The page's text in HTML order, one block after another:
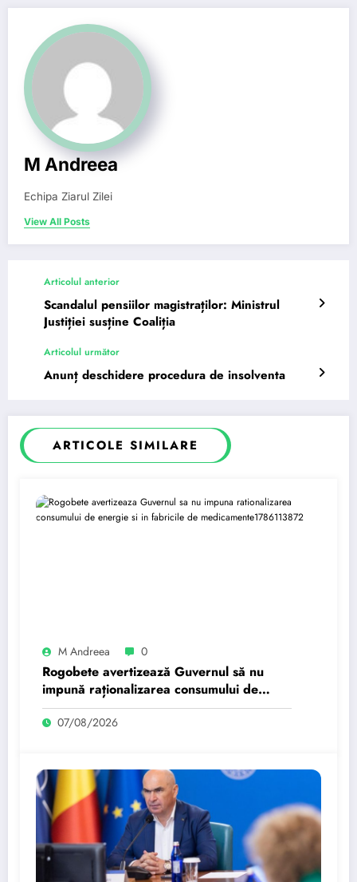
M Andreea
Echipa Ziarul Zilei
View All Posts
Articolul anterior
Scandalul pensiilor magistraților: Ministrul
Justiției susține Coaliția
Articolul următor
Anunț deschidere procedura de insolventa
ARTICOLE SIMILARE
M Andreea 0
Rogobete avertizează Guvernul să nu
impună raționalizarea consumului de
energie și în fabricile de medicamente.
07/08/2026